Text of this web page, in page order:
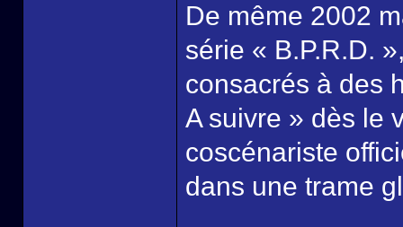
De même 2002
série « B.P.R.D.
consacrés à des
A suivre » dès le
coscénariste
dans une trame